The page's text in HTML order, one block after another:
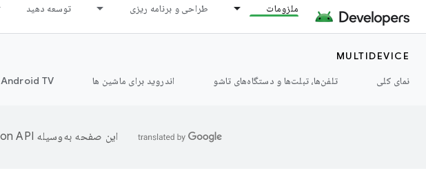
ملزومات طراحی و برنامه ریزی توسعه دهید
MULTIDEVICE
نمای کلی
تلفن‌ها، تبلت‌ها و دستگاه‌های تاشو اندروید برای ماشین ها Android TV
این صفحه به‌وسیله